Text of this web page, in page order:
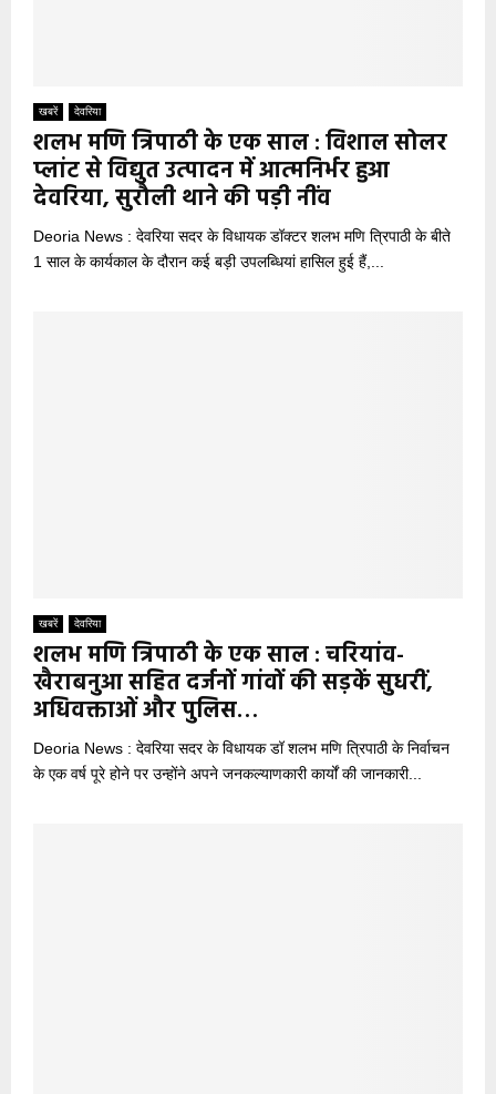
खबरें देवरिया
शलभ मणि त्रिपाठी के एक साल : विशाल सोलर
प्लांट से विद्युत उत्पादन में आत्मनिर्भर हुआ
देवरिया, सुरौली थाने की पड़ी नींव
Deoria News : देवरिया सदर के विधायक डॉक्टर शलभ मणि त्रिपाठी के बीते
1 साल के कार्यकाल के दौरान कई बड़ी उपलब्धियां हासिल हुई हैं,...
खबरें देवरिया
शलभ मणि त्रिपाठी के एक साल : चरियांव-
खैराबनुआ सहित दर्जनों गांवों की सड़कें सुधरीं,
अधिवक्ताओं और पुलिस…
Deoria News : देवरिया सदर के विधायक डॉ शलभ मणि त्रिपाठी के निर्वाचन
के एक वर्ष पूरे होने पर उन्होंने अपने जनकल्याणकारी कार्यों की जानकारी...